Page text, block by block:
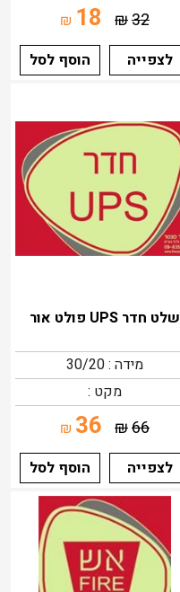
32
₪
18
₪
לצפייה
הוסף לסל
שלט חדר UPS פולט אור
מידה : 30/20
מקט :
66
₪
36
₪
לצפייה
הוסף לסל